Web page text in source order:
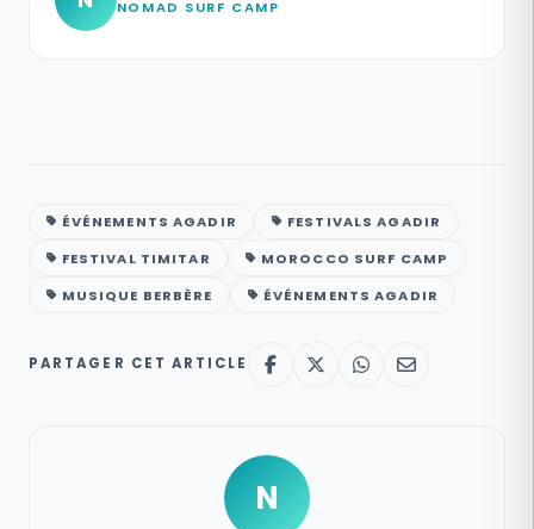
NOMAD SURF CAMP
ÉVÉNEMENTS AGADIR
FESTIVALS AGADIR
FESTIVAL TIMITAR
MOROCCO SURF CAMP
MUSIQUE BERBÈRE
ÉVÉNEMENTS AGADIR
PARTAGER CET ARTICLE
N